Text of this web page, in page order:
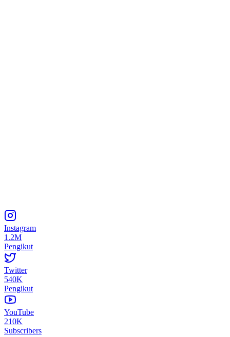
Instagram
1.2M
Pengikut
Twitter
540K
Pengikut
YouTube
210K
Subscribers